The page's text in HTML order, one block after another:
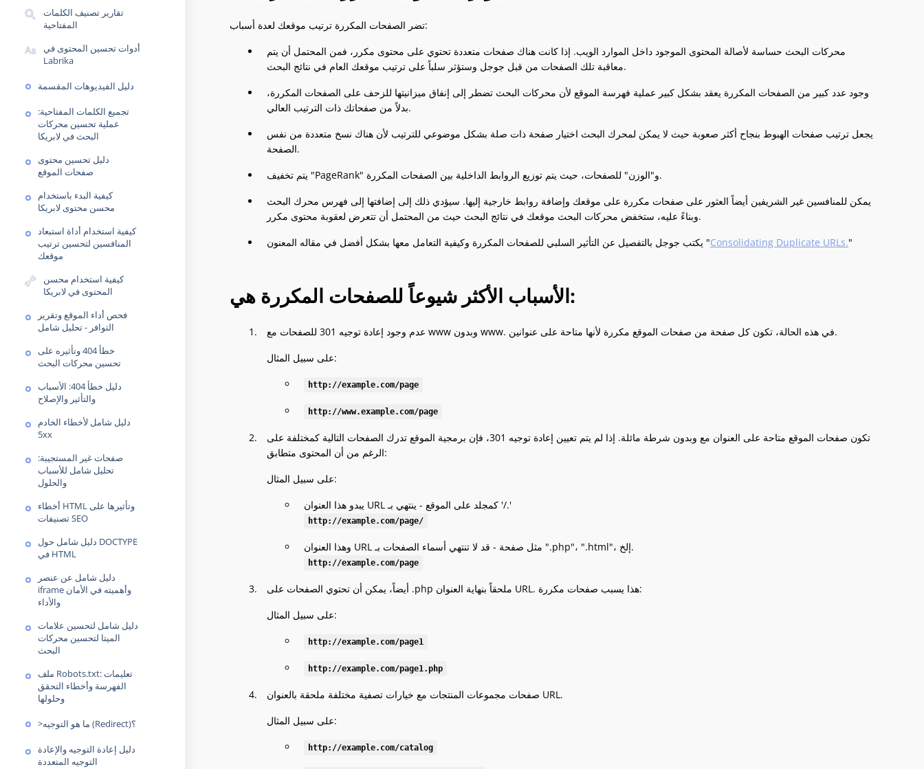
تقارير تصنيف الكلمات
المفتاحية
أدوات تحسين المحتوى في
Labrika
دليل الفيديوهات المقسمة
تجميع الكلمات المفتاحية:
عملية تحسين محركات
البحث في لابريكا
دليل تحسين محتوى
صفحات الموقع
كيفية البدء باستخدام
محسن محتوى لابريكا
كيفية استخدام أداة استبعاد
المنافسين لتحسين ترتيب
موقعك
كيفية استخدام محسن
المحتوى في لابريكا
فحص أداء الموقع وتقرير
التوافر - تحليل شامل
خطأ 404 وتأثيره على
تحسين محركات البحث
دليل خطأ 404: الأسباب
والتأثير والإصلاح
دليل شامل لأخطاء الخادم
5xx
صفحات غير المستجيبة:
تحليل شامل للأسباب
والحلول
أخطاء HTML وتأثيرها على
تصنيفات SEO
دليل شامل حول DOCTYPE
في HTML
دليل شامل عن عنصر
iframe وأهميته في الأمان
والأداء
دليل شامل لتحسين علامات
الميتا لتحسين محركات
البحث
ملف Robots.txt: تعليمات
الفهرسة وأخطاء التحقق
وحلولها
>ما هو التوجيه (Redirect)؟
دليل إعادة التوجيه والإعادة
التوجيه المتعددة
تضر الصفحات المكررة ترتيب موقعك لعدة أسباب:
محركات البحث حساسة لأصالة المحتوى الموجود داخل الموارد الويب. إذا كانت هناك صفحات متعددة تحتوي على محتوى مكرر، فمن المحتمل أن يتم
معاقبة تلك الصفحات من قبل جوجل وستؤثر سلباً على ترتيب موقعك العام في نتائج البحث.
وجود عدد كبير من الصفحات المكررة يعقد بشكل كبير عملية فهرسة الموقع لأن محركات البحث تضطر إلى إنفاق ميزانيتها للزحف على الصفحات المكررة،
بدلاً من صفحاتك ذات الترتيب العالي.
يجعل ترتيب صفحات الهبوط بنجاح أكثر صعوبة حيث لا يمكن لمحرك البحث اختيار صفحة ذات صلة بشكل موضوعي للترتيب لأن هناك نسخ متعددة من نفس
الصفحة.
يتم تخفيف "PageRank" و"الوزن" للصفحات، حيث يتم توزيع الروابط الداخلية بين الصفحات المكررة.
يمكن للمنافسين غير الشريفين أيضاً العثور على صفحات مكررة على موقعك وإضافة روابط خارجية إليها. سيؤدي ذلك إلى إضافتها إلى فهرس محرك البحث
وبناءً عليه، ستخفض محركات البحث موقعك في نتائج البحث حيث من المحتمل أن تتعرض لعقوبة محتوى مكرر.
يكتب جوجل بالتفصيل عن التأثير السلبي للصفحات المكررة وكيفية التعامل معها بشكل أفضل في مقاله المعنون "Consolidating Duplicate URLs."
الأسباب الأكثر شيوعاً للصفحات المكررة هي:
عدم وجود إعادة توجيه 301 للصفحات مع www وبدون www. في هذه الحالة، تكون كل صفحة من صفحات الموقع مكررة لأنها متاحة على عنوانين.
على سبيل المثال:
http://example.com/page
http://www.example.com/page
تكون صفحات الموقع متاحة على العنوان مع وبدون شرطة مائلة. إذا لم يتم تعيين إعادة توجيه 301، فإن برمجية الموقع تدرك الصفحات التالية كمختلفة على
الرغم من أن المحتوى متطابق:
على سبيل المثال:
يبدو هذا العنوان URL كمجلد على الموقع - ينتهي بـ '/.'
http://example.com/page/
وهذا العنوان URL مثل صفحة - قد لا تنتهي أسماء الصفحات بـ ".php"، ".html"، إلخ.
http://example.com/page
أيضاً، يمكن أن تحتوي الصفحات على .php ملحقاً بنهاية العنوان URL. هذا يسبب صفحات مكررة:
على سبيل المثال:
http://example.com/page1
http://example.com/page1.php
صفحات مجموعات المنتجات مع خيارات تصفية مختلفة ملحقة بالعنوان URL.
على سبيل المثال:
http://example.com/catalog